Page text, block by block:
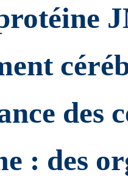
des
: des